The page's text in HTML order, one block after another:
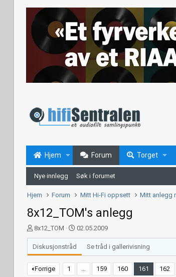
Hjem Forum Torget
Nye innlegg Søk i forumet
Hjem Forum Mitt Hi-Fi oppsett Mitt anlegg
8x12_TOM's anlegg
T
r
å
d
s
t
8x12_TOM
S
t
r
t
02.05.2009
Diskusjonstråd Se tråd i gallerivisning
Forrige 1 … 159 160 161 162